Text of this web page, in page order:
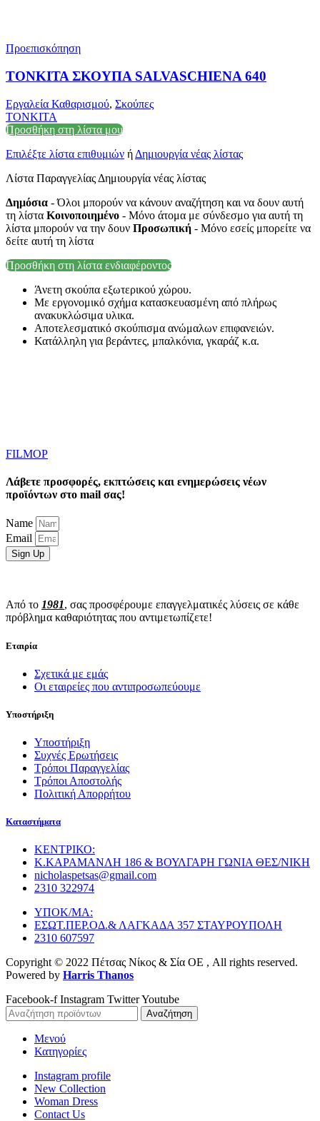
Προεπισκόπηση
ΤΟΝΚΙΤΑ ΣΚΟΥΠΑ SALVASCHIENA 640
Εργαλεία Καθαρισμού, Σκούπες
TONKITA
Προσθήκη στη λίστα μου
Επιλέξτε λίστα επιθυμιών ή Δημιουργία νέας λίστας
Λίστα Παραγγελίας Δημιουργία νέας λίστας
Δημόσια - Όλοι μπορούν να κάνουν αναζήτηση και να δουν αυτή
τη λίστα Κοινοποιημένο - Μόνο άτομα με σύνδεσμο για αυτή τη
λίστα μπορούν να την δουν Προσωπική - Μόνο εσείς μπορείτε να
δείτε αυτή τη λίστα
Προσθήκη στη λίστα ενδιαφέροντος
Άνετη σκούπα εξωτερικού χώρου.
Με εργονομικό σχήμα κατασκευασμένη από πλήρως
ανακυκλώσιμα υλικα.
Αποτελεσματικό σκούπισμα ανώμαλων επιφανειών.
Κατάλληλη για βεράντες, μπαλκόνια, γκαράζ κ.α.
FILMOP
Λάβετε προσφορές, εκπτώσεις και ενημερώσεις νέων
προϊόντων στο mail σας!
Name
Email
Sign Up
Από το 1981, σας προσφέρουμε επαγγελματικές λύσεις σε κάθε
πρόβλημα καθαριότητας που αντιμετωπίζετε!
Εταιρία
Σχετικά με εμάς
Οι εταιρείες που αντιπροσωπεύουμε
Υποστήριξη
Υποστήριξη
Συχνές Ερωτήσεις
Τρόποι Παραγγελίας
Τρόποι Αποστολής
Πολιτική Απορρήτου
Καταστήματα
ΚΕΝΤΡΙΚΟ:
Κ.ΚΑΡΑΜΑΝΛΗ 186 & ΒΟΥΛΓΑΡΗ ΓΩΝΙΑ ΘΕΣ/ΝΙΚΗ
nicholaspetsas@gmail.com
2310 322974
ΥΠΟΚ/ΜΑ:
ΕΣΩΤ.ΠΕΡ.ΟΔ.& ΛΑΓΚΑΔΑ 357 ΣΤΑΥΡΟΥΠΟΛΗ
2310 607597
Copyright © 2022 Πέτσας Νίκος & Σία ΟΕ , All rights reserved.
Powered by Harris Thanos
Facebook-f Instagram TwitterYoutube
Αναζήτηση
Μενού
Κατηγορίες
Instagram profile
New Collection
Woman Dress
Contact Us